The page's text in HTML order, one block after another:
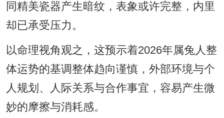
同精美瓷器产生暗纹，表象或许完整，内里
却已承受压力。
以命理视角观之，这预示着2026年属兔人整
体运势的基调整体趋向谨慎，外部环境与个
人规划、人际关系与合作事宜，容易产生微
妙的摩擦与消耗感。